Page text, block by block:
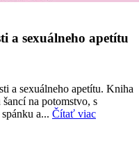
a sexuálneho apetítu
a sexuálneho apetítu. Kniha
na potomstvo, s
a... Čítať viac